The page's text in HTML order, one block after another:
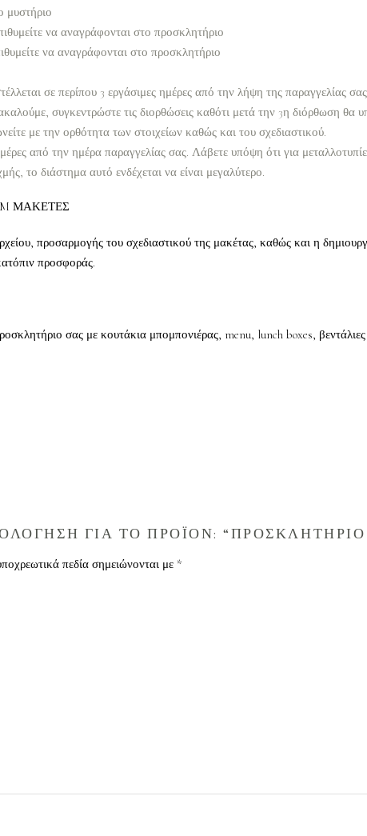
μυστήριο
να αναγράφονται στο προσκλητήριο
να αναγράφονται στο προσκλητήριο
σε περίπου 3 εργάσιμες ημέρες από την λήψη της παραγγελίας
συγκεντρώστε τις διορθώσεις καθότι μετά την 3η διόρθωση θα
με την ορθότητα των στοιχείων καθώς και του σχεδιαστικού.
από την ημέρα παραγγελίας σας. Λάβετε υπόψη ότι για
το διάστημα αυτό ενδέχεται να είναι μεγαλύτερο.
ΜΑΚΕΤΕΣ
προσαρμογής του σχεδιαστικού της μακέτας, καθώς και η
προσφοράς.
σας με κουτάκια μπομπονιέρας, menu, lunch boxes, βεντάλιες
ΓΙΑ ΤΟ ΠΡΟΪΟΝ: “ΠΡΟΣΚΛΗΤΗΡΙΟ
πεδία σημειώνονται με *